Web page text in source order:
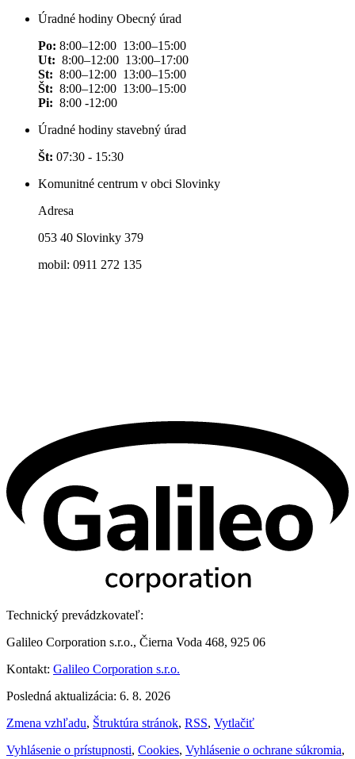
Úradné hodiny Obecný úrad
Po: 8:00–12:00 13:00–15:00
Ut: 8:00–12:00 13:00–17:00
St: 8:00–12:00 13:00–15:00
Št: 8:00–12:00 13:00–15:00
Pi: 8:00 -12:00
Úradné hodiny stavebný úrad
Št: 07:30 - 15:30
Komunitné centrum v obci Slovinky
Adresa
053 40 Slovinky 379
mobil: 0911 272 135
Technický prevádzkovateľ:
Galileo Corporation s.r.o., Čierna Voda 468, 925 06
Kontakt: Galileo Corporation s.r.o.
Posledná aktualizácia: 6. 8. 2026
Zmena vzhľadu, Štruktúra stránok, RSS, Vytlačiť
Vyhlásenie o prístupnosti, Cookies, Vyhlásenie o ochrane súkromia,